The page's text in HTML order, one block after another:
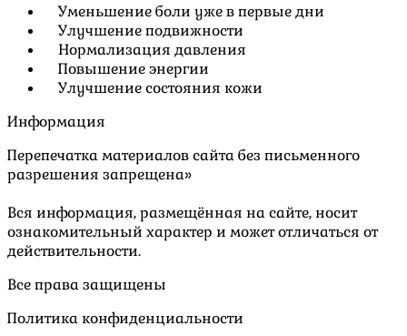
Уменьшение боли уже в первые дни
Улучшение подвижности
Нормализация давления
Повышение энергии
Улучшение состояния кожи
Информация
Перепечатка материалов сайта без письменного
разрешения запрещена»
Вся информация, размещённая на сайте, носит
ознакомительный характер и может отличаться от
действительности.
Все права защищены
Политика конфиденциальности